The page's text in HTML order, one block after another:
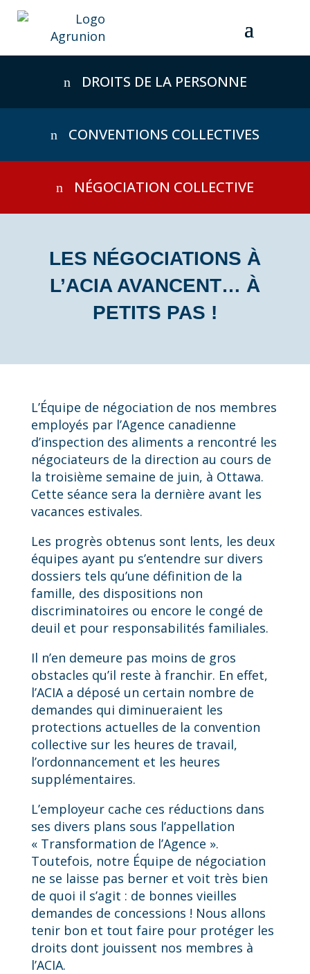
Skip
DROITS DE LA PERSONNE
CONVENTIONS COLLECTIVES
NÉGOCIATION COLLECTIVE
LES NÉGOCIATIONS À
L’ACIA AVANCENT… À
PETITS PAS !
L’Équipe de négociation de nos membres
employés par l’Agence canadienne
d’inspection des aliments a rencontré les
négociateurs de la direction au cours de
la troisième semaine de juin, à Ottawa.
Cette séance sera la dernière avant les
vacances estivales.
Les progrès obtenus sont lents, les deux
équipes ayant pu s’entendre sur divers
dossiers tels qu’une définition de la
famille, des dispositions non
discriminatoires ou encore le congé de
deuil et pour responsabilités familiales.
Il n’en demeure pas moins de gros
obstacles qu’il reste à franchir. En effet,
l’ACIA a déposé un certain nombre de
demandes qui diminueraient les
protections actuelles de la convention
collective sur les heures de travail,
l’ordonnancement et les heures
supplémentaires.
L’employeur cache ces réductions dans
ses divers plans sous l’appellation
« Transformation de l’Agence ».
Toutefois, notre Équipe de négociation
ne se laisse pas berner et voit très bien
de quoi il s’agit : de bonnes vieilles
demandes de concessions ! Nous allons
tenir bon et tout faire pour protéger les
droits dont jouissent nos membres à
l’ACIA.